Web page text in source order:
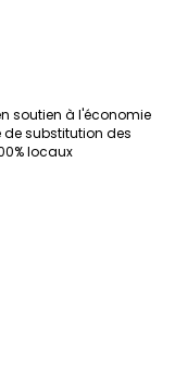
soutien à l'économie
de substitution des
locaux